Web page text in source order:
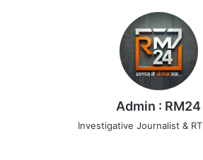
Admin : RM24
Investigative Journalist &